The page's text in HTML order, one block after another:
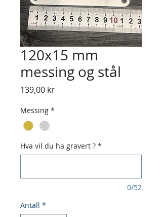
120x15 mm
messing og stål
139,00 krPris
Messing *
Hva vil du ha gravert ? *
0/52
Antall *